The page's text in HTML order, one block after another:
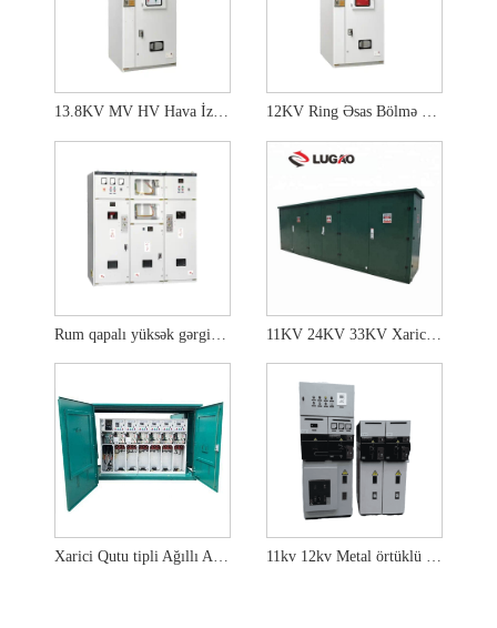
13.8KV MV HV Hava İzolyasiyalı Kommutator 12KV Ring Əsas Bölmə Kommutator Paneli
Xarici Qutu tipli Ağıllı Ağıllı Kommutator 11kv 12kv Metal örtüklü qapalı qapalı hava izolyasiyası paylayıcı halqa Əsas blok Rmu Sm6